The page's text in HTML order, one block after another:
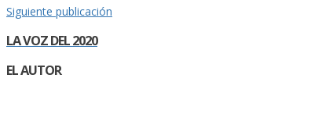
Siguiente publicación
LA VOZ DEL 2020
EL AUTOR